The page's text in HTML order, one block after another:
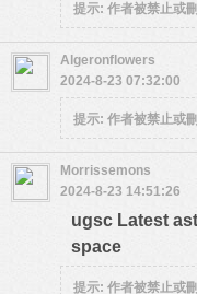
提示: 作者被禁止或
Algeronflowers
2024-8-23 07:32:00
提示: 作者被禁止或
Morrissemons
2024-8-23 14:51:26
ugsc Latest
space
提示: 作者被禁止或